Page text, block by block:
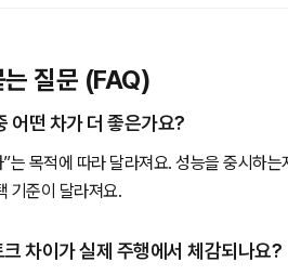
는 질문 (FAQ)
어떤 차가 더 좋은가요?
는 목적에 따라 달라져요. 성능을 중시하
기준이 달라져요.
크 차이가 실제 주행에서 체감되나요?